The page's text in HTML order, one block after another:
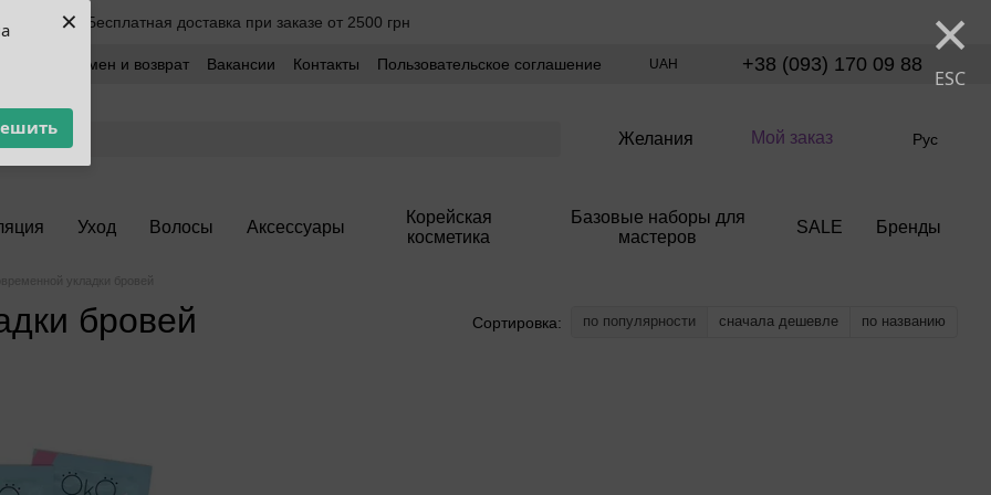
× ×
ESC
Бесплатная доставка при заказе от 2500 грн
Обмен и возврат Вакансии Контакты
Пользовательское соглашение
UAH +38 (093) 170 09 88
Желания Мой заказ Рус
Уход Волосы Аксессуары
Корейская
косметика
Базовые наборы для
мастеров
SALE Бренды
укладки бровей
бровей Сортировка: по популярности сначала дешевле по названию